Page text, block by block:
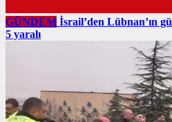
GÜNDEM İsrail’den Lübnan’ın
5 yaralı